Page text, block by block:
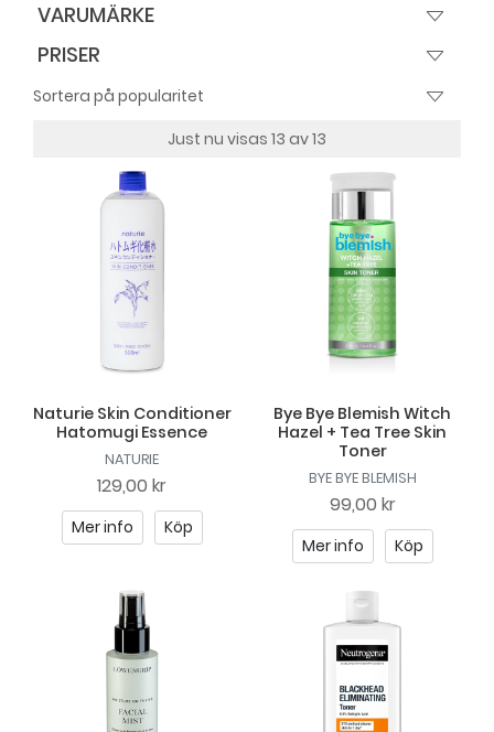
VARUMÄRKE
PRISER
Just nu visas 13 av 13
Naturie Skin Conditioner
Hatomugi Essence
NATURIE
129,00 kr
Mer info Köp
Bye Bye Blemish Witch
Hazel + Tea Tree Skin
Toner
BYE BYE BLEMISH
99,00 kr
Mer info Köp